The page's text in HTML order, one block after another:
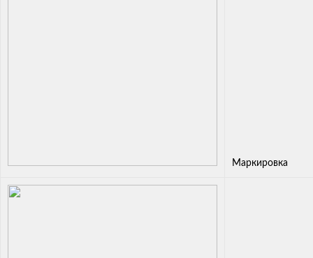
Маркировка